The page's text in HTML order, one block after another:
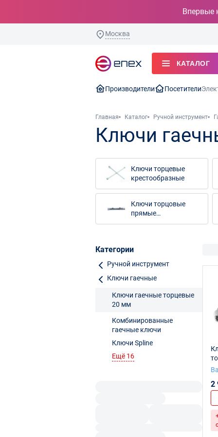
Впервые
Москва
КАТАЛОГ
Производители Посетители
Главная Каталог Ручной инструмент
Ключи
Ключи торцевые
крестообразные
Ключи торцовые
прямые
двусторонние
Категории
Ручной инструмент
Ключи гаечные
Ключи гаечные торцевые
20 мм
Комбинированные
гаечные ключи
Ключи Spline
Ещё 16
2